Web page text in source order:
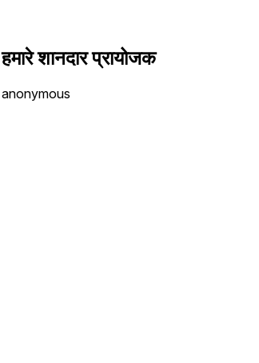
हमारे शानदार प्रायोजक
anonymous